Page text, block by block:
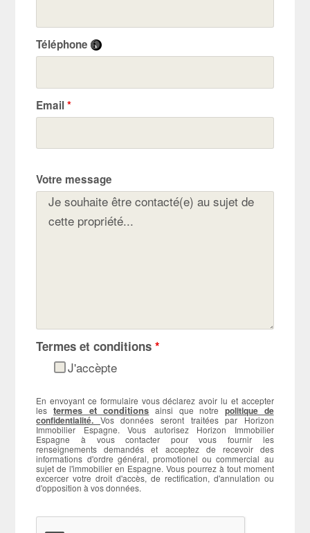
Téléphone
Email*
Votre message
Termes et conditions*
J'accèpte
En envoyant ce formulaire vous déclarez avoir lu et accepter
lestermes et conditions ainsi que notre politique de
confidentialité. Vos données seront traitées par Horizon
Immobilier Espagne. Vous autorisez Horizon Immobilier
Espagne à vous contacter pour vous fournir les
renseignements demandés et acceptez de recevoir des
informations d'ordre général, promotionel ou commercial au
sujet de l'immobilier en Espagne. Vous pourrez à tout moment
excercer votre droit d'accès, de rectification, d'annulation ou
d'opposition à vos données.